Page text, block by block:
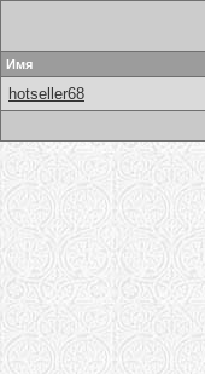
Имя
hotseller68